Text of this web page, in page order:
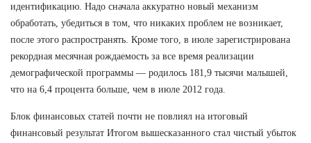
идентификацию. Надо сначала аккуратно новый механизм
обработать, убедиться в том, что никаких проблем не возникает,
после этого распространять. Кроме того, в июле зарегистрирована
рекордная месячная рождаемость за все время реализации
демографической программы — родилось 181,9 тысячи малышей,
что на 6,4 процента больше, чем в июле 2012 года.
Блок финансовых статей почти не повлиял на итоговый
финансовый результат Итогом вышесказанного стал чистый убыток